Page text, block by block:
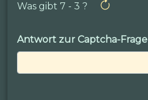
Was gibt 7 - 3 ?
Antwort zur Captcha-Frage